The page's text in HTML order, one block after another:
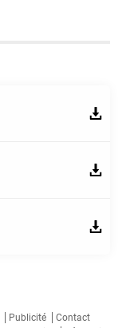
Publicité
Contact